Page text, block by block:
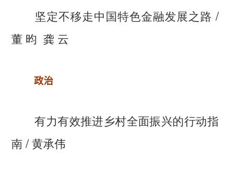
坚定不移走中国特色金融发展之路 /
董 昀 龚 云
政治
有力有效推进乡村全面振兴的行动指
南 / 黄承伟